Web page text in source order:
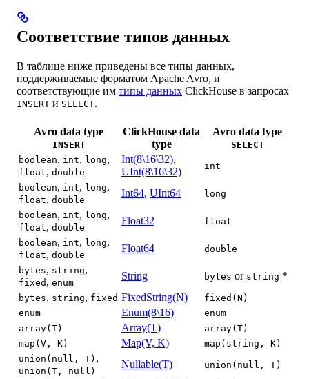
Соответствие типов данных
В таблице ниже приведены все типы данных,
поддерживаемые форматом Apache Avro, и
соответствующие им типы данных ClickHouse в запросах
INSERT и SELECT.
Avro data type
INSERT
ClickHouse data
type
Avro data type
SELECT
boolean, int, long,
float, double
Int(8\16\32),
UInt(8\16\32)
int
boolean, int, long,
float, double
Int64, UInt64 long
boolean, int, long,
float, double
Float32 float
boolean, int, long,
float, double
Float64 double
bytes, string,
fixed , enum
String bytes or string *
bytes, string, fixed FixedString(N)
fixed(N)
enum
Enum(8\16)
enum
array(T)
Array(T)
array(T)
map(V, K)
Map(V, K)
map(string, K)
union(null, T) ,
union(T, null)
Nullable(T) union(null, T)